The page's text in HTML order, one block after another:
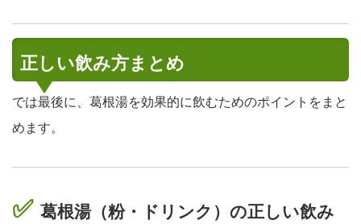
正しい飲み方まとめ
では最後に、葛根湯を効果的に飲むためのポイントをまと
めます。
✅ 葛根湯（粉・ドリンク）の正しい飲み